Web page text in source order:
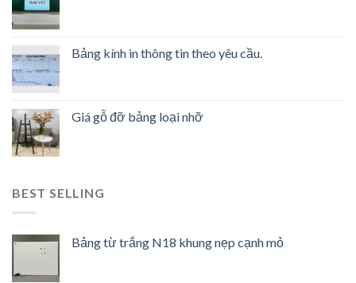
Bảng kính in thông tin theo yêu cầu.
Giá gỗ đỡ bảng loại nhỡ
BEST SELLING
Bảng từ trắng N18 khung nẹp cạnh mỏ